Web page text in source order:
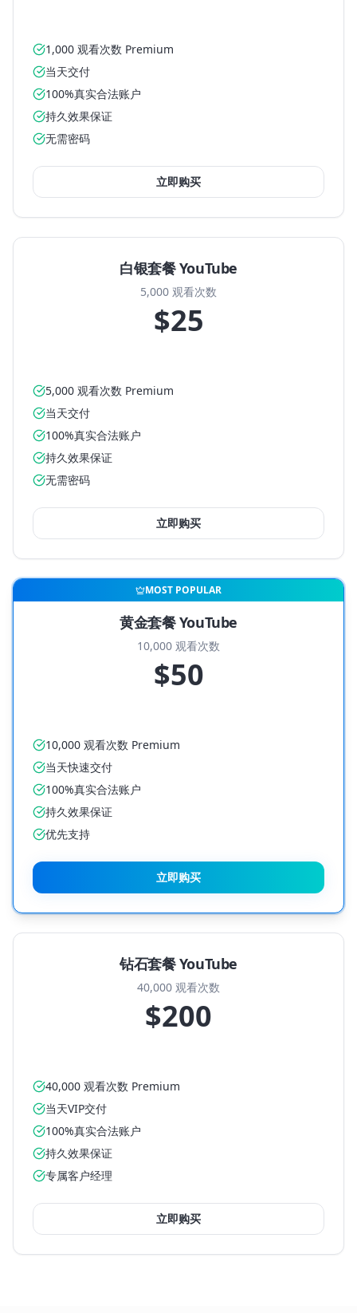
1,000 观看次数 Premium
当天交付
100%真实合法账户
持久效果保证
无需密码
立即购买
白银套餐 YouTube
5,000 观看次数
$25
5,000 观看次数 Premium
当天交付
100%真实合法账户
持久效果保证
无需密码
立即购买
MOST POPULAR
黄金套餐 YouTube
10,000 观看次数
$50
10,000 观看次数 Premium
当天快速交付
100%真实合法账户
持久效果保证
优先支持
立即购买
钻石套餐 YouTube
40,000 观看次数
$200
40,000 观看次数 Premium
当天VIP交付
100%真实合法账户
持久效果保证
专属客户经理
立即购买